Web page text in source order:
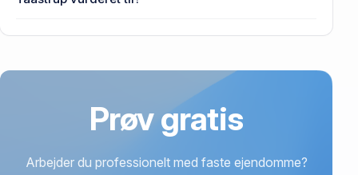
Prøv gratis
Arbejder du professionelt med faste ejendomme?